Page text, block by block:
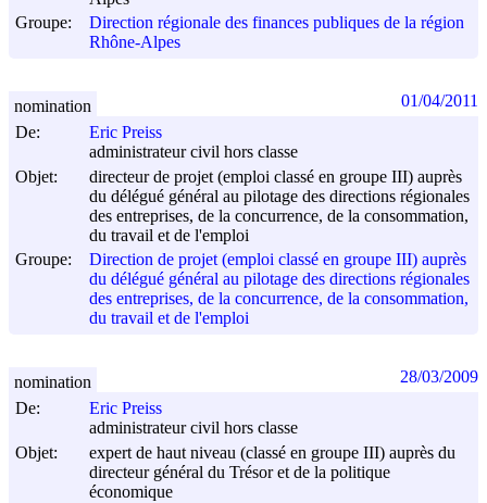
Groupe:
Direction régionale des finances publiques de la région
Rhône-Alpes
De:
Eric Preiss
administrateur civil hors classe
Objet:
directeur de projet (emploi classé en groupe III) auprès
du délégué général au pilotage des directions régionales
des entreprises, de la concurrence, de la consommation,
du travail et de l'emploi
Groupe:
Direction de projet (emploi classé en groupe III) auprès
du délégué général au pilotage des directions régionales
des entreprises, de la concurrence, de la consommation,
du travail et de l'emploi
nomination 01/04/2011
De:
Eric Preiss
administrateur civil hors classe
Objet:
expert de haut niveau (classé en groupe III) auprès du
directeur général du Trésor et de la politique
économique
nomination 28/03/2009